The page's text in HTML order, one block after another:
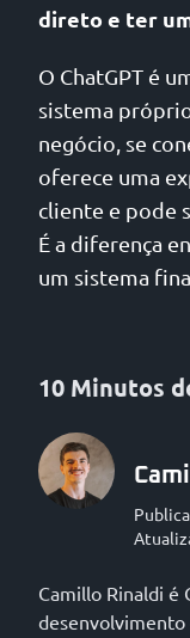
direto e ter
O ChatGPT é
sistema
negócio, se
oferece uma
cliente e pode
É a diferença
um sistema
10 Minutos
Camillo Rinaldi é
desenvolvimento